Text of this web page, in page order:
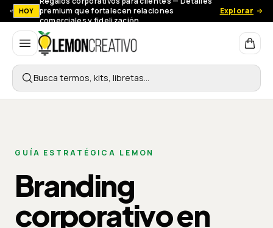
HOY
premium que fortalecen relaciones
comerciales y fidelización.
Explorar
Lemon Creativo
Busca termos, kits, libretas…
GUÍA ESTRATÉGICA LEMON
Branding
corporativo en